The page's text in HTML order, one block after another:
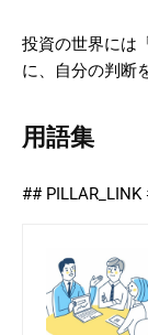
投資の世界には
に、自分の判断
用語集
## PILLAR_LINK